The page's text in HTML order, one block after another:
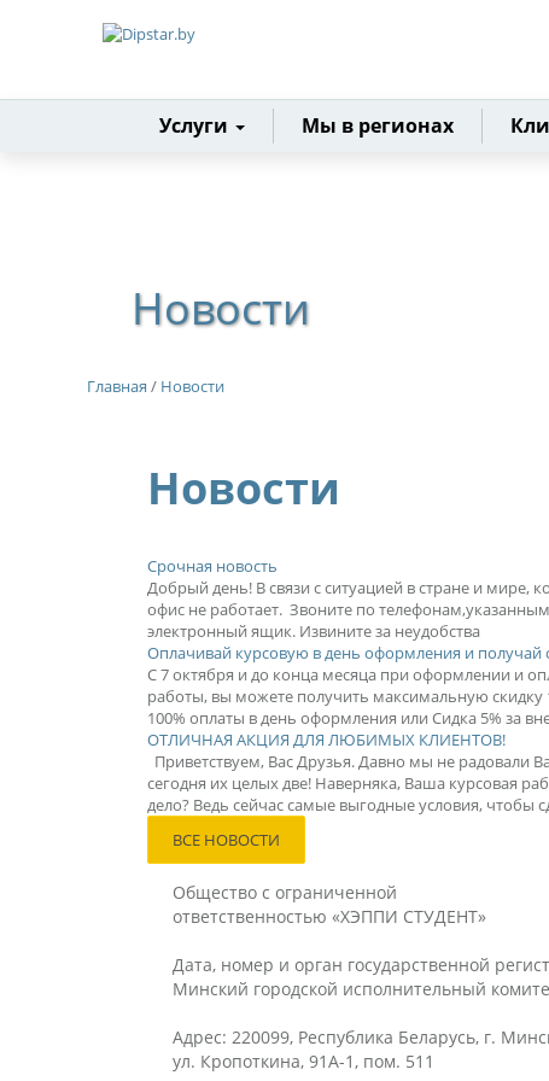
Главная
Услуги Мы в регионах
Новости
Главная / Новости
Новости
Срочная новость
Добрый день! В связи с ситуацией в стране и мире,
офис не работает. Звоните по
электронный ящик. Извините за неудобства
Оплачивай курсовую в день оформления и получай
С 7 октября и до конца месяца при оформлении и
работы, вы можете получить максимальную скидку
100% оплаты в день оформления или Сидка 5% за
ОТЛИЧНАЯ АКЦИЯ ДЛЯ ЛЮБИМЫХ КЛИЕНТОВ!
Приветствуем, Вас Друзья. Давно мы не радовали
сегодня их целых две! Наверняка, Ваша курсовая
дело? Ведь сейчас самые выгодные условия, чтобы
ВСЕ НОВОСТИ
Общество с ограниченной
ответственностью «ХЭППИ СТУДЕНТ»
Дата, номер и орган государственной
Минский городской исполнительный
Адрес: 220099, Республика Беларусь, г.
ул. Кропоткина, 91А-1, пом. 511